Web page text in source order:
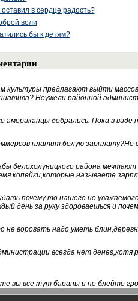
в сердце радость?
воли
бы к детям?
культуры предлагают выйти
Неужели районной
американцы добрались. Пока в виде
платит белую зарплату?Не
белохолуницкого района
копейки,которые называете
почему то нашего не
день за руку здороваешься и
не воровать надо уметь
всегда нет денег,хотя
вы все тут бараны и не блейте